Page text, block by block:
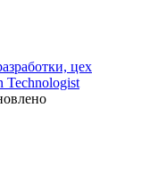
цех
Technologist